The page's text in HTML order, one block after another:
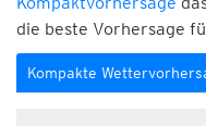
die beste Vorhersage
Kompakte